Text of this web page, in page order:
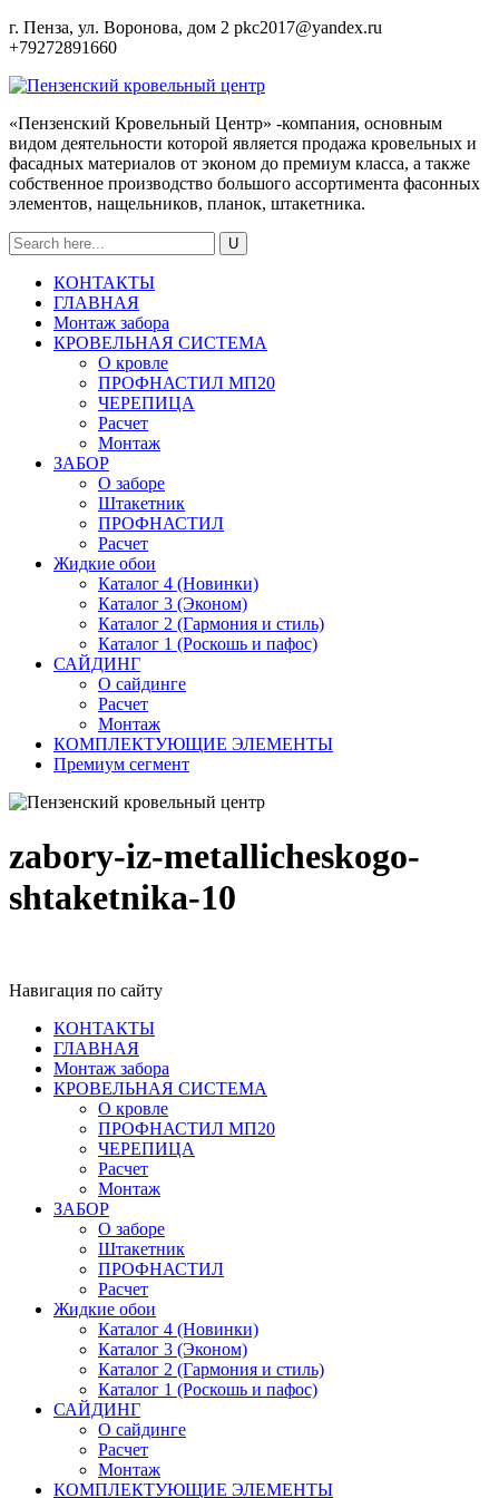
г. Пенза, ул. Воронова, дом 2 pkc2017@yandex.ru
+79272891660
«Пензенский Кровельный Центр» -компания, основным
видом деятельности которой является продажа кровельных и
фасадных материалов от эконом до премиум класса, а также
собственное производство большого ассортимента фасонных
элементов, нащельников, планок, штакетника.
КОНТАКТЫ
ГЛАВНАЯ
Монтаж забора
КРОВЕЛЬНАЯ СИСТЕМА
О кровле
ПРОФНАСТИЛ МП20
ЧЕРЕПИЦА
Расчет
Монтаж
ЗАБОР
О заборе
Штакетник
ПРОФНАСТИЛ
Расчет
Жидкие обои
Каталог 4 (Новинки)
Каталог 3 (Эконом)
Каталог 2 (Гармония и стиль)
Каталог 1 (Роскошь и пафос)
САЙДИНГ
О сайдинге
Расчет
Монтаж
КОМПЛЕКТУЮЩИЕ ЭЛЕМЕНТЫ
Премиум сегмент
zabory-iz-metallicheskogo-
shtaketnika-10
Навигация по сайту
КОНТАКТЫ
ГЛАВНАЯ
Монтаж забора
КРОВЕЛЬНАЯ СИСТЕМА
О кровле
ПРОФНАСТИЛ МП20
ЧЕРЕПИЦА
Расчет
Монтаж
ЗАБОР
О заборе
Штакетник
ПРОФНАСТИЛ
Расчет
Жидкие обои
Каталог 4 (Новинки)
Каталог 3 (Эконом)
Каталог 2 (Гармония и стиль)
Каталог 1 (Роскошь и пафос)
САЙДИНГ
О сайдинге
Расчет
Монтаж
КОМПЛЕКТУЮЩИЕ ЭЛЕМЕНТЫ